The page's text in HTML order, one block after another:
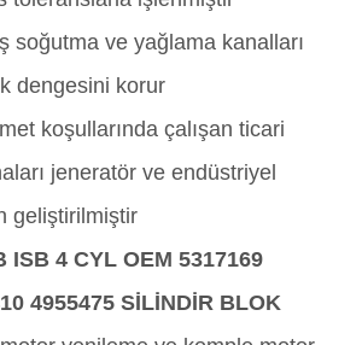
soğutma ve yağlama kanalları
dengesini korur
koşullarında çalışan ticari
jeneratör ve endüstriyel
geliştirilmiştir
ISB 4 CYL OEM 5317169
4955475 SİLİNDİR BLOK